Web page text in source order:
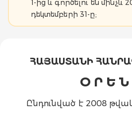
1-ից և գործելու են մինչև
դեկտեմբերի 31-ը;
ՀԱՅԱՍՏԱՆԻ
Օ Ր Ե Ն
Ընդունված է 2008